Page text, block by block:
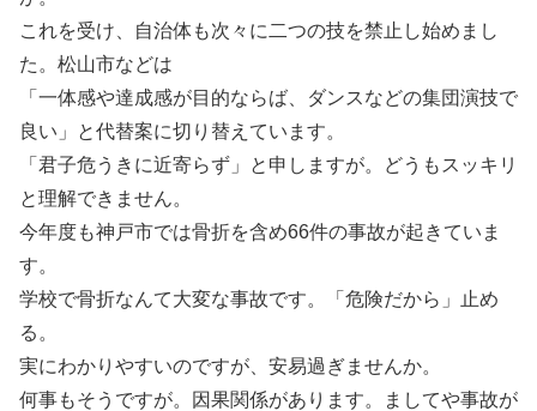
これを受け、自治体も次々に二つの技を禁止し始めまし
た。松山市などは
「一体感や達成感が目的ならば、ダンスなどの集団演技で
良い」と代替案に切り替えています。
「君子危うきに近寄らず」と申しますが。どうもスッキリ
と理解できません。
今年度も神戸市では骨折を含め66件の事故が起きていま
す。
学校で骨折なんて大変な事故です。「危険だから」止め
る。
実にわかりやすいのですが、安易過ぎませんか。
何事もそうですが。因果関係があります。ましてや事故が